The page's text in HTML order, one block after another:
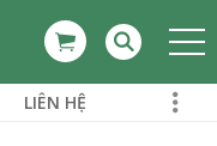
LIÊN HỆ